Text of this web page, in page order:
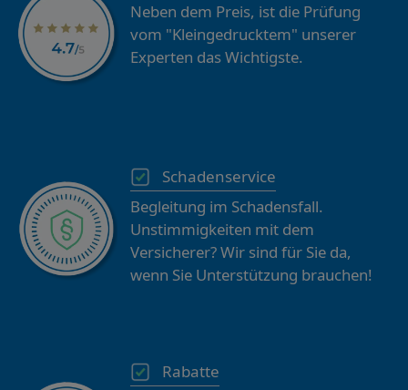
Neben dem Preis, ist die Prüfung
vom "Kleingedrucktem" unserer
Experten das Wichtigste.
Schadenservice
Begleitung im Schadensfall.
Unstimmigkeiten mit dem
Versicherer? Wir sind für Sie da,
wenn Sie Unterstützung brauchen!
Rabatte